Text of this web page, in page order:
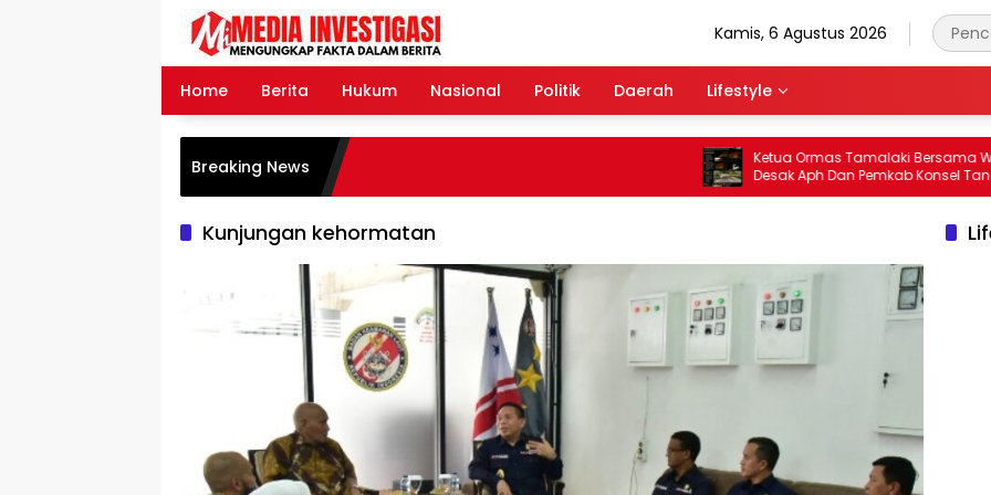
Kamis, 6 Agustus 2026
Home Berita Hukum Nasional Politik Daerah Lifestyle
Breaking News
Ketua Ormas Tamalaki Bersama Warga
Desak Aph Dan Pemkab Konsel Tangkap
Pelaku Angkut Cangkang Sawit Overload,
Kunjungan kehormatan